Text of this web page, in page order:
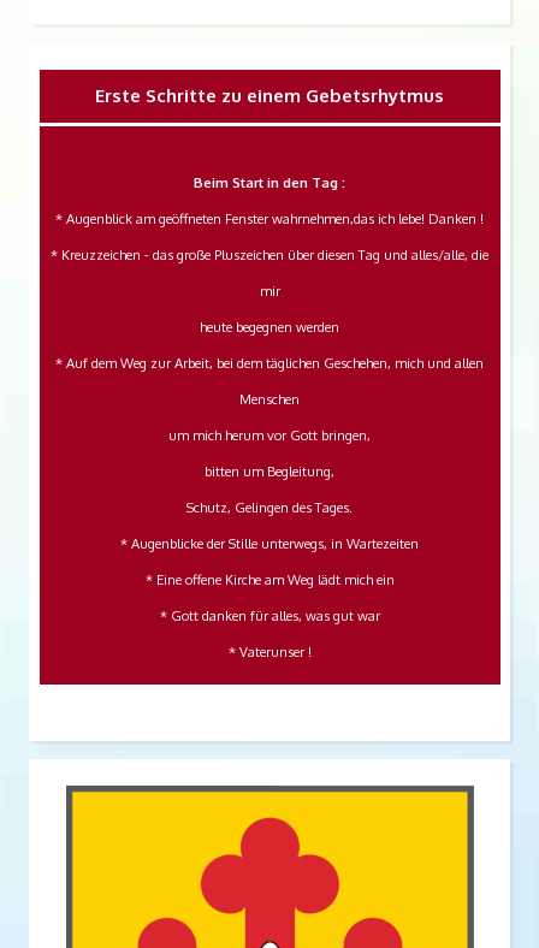
Erste Schritte zu einem Gebetsrhytmus
Beim Start in den Tag :
* Augenblick am geöffneten Fenster wahrnehmen,das ich lebe! Danken !
* Kreuzzeichen - das große Pluszeichen über diesen Tag und alles/alle, die
mir
heute begegnen werden
* Auf dem Weg zur Arbeit, bei dem täglichen Geschehen, mich und allen
Menschen
um mich herum vor Gott bringen,
bitten um Begleitung,
Schutz, Gelingen des Tages.
* Augenblicke der Stille unterwegs, in Wartezeiten
* Eine offene Kirche am Weg lädt mich ein
* Gott danken für alles, was gut war
* Vaterunser !